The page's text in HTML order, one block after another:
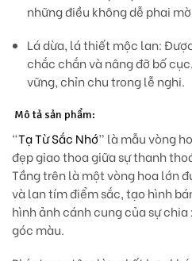
những điều không dễ phai
Lá dừa, lá thiết mộc lan:
chắc chắn và nâng đỡ bố
vững, chỉn chu trong lễ nghi.
Mô tả sản phẩm:
“Tạ Từ Sắc Nhớ” là mẫu vòng
đẹpgiao thoa giữa sự thanh
Tầng trên là một vòng hoa lớn
và lan tím điểm sắc, tạo hình
hình ảnhcánh cung của sự chia
góc màu.